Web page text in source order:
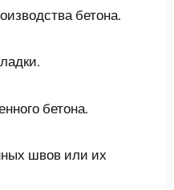
бетона.
бетона.
швов или их